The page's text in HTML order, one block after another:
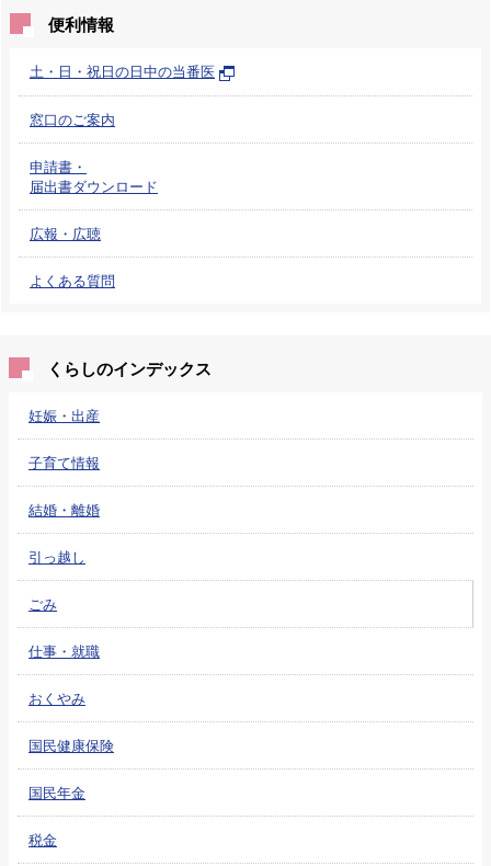
便利情報
土・日・祝日の日中の当番医
窓口のご案内
申請書・
届出書ダウンロード
広報・広聴
よくある質問
くらしのインデックス
妊娠・出産
子育て情報
結婚・離婚
引っ越し
ごみ
仕事・就職
おくやみ
国民健康保険
国民年金
税金